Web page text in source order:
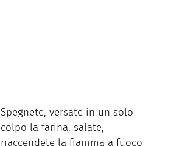
Spegnete, versate in un solo
colpo la farina, salate,
riaccendete la fiamma a fuoco